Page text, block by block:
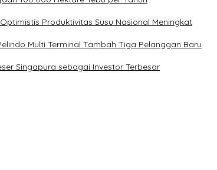
Produktivitas Susu Nasional Meningkat
Multi Terminal Tambah Tiga Pelanggan Baru
Singapura sebagai Investor Terbesar